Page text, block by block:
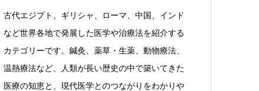
古代エジプト、ギリシャ、ローマ、中国、インド
など世界各地で発展した医学や治療法を紹介する
カテゴリーです。鍼灸、薬草・生薬、動物療法、
温熱療法など、人類が長い歴史の中で築いてきた
医療の知恵と、現代医学とのつながりをわかりや